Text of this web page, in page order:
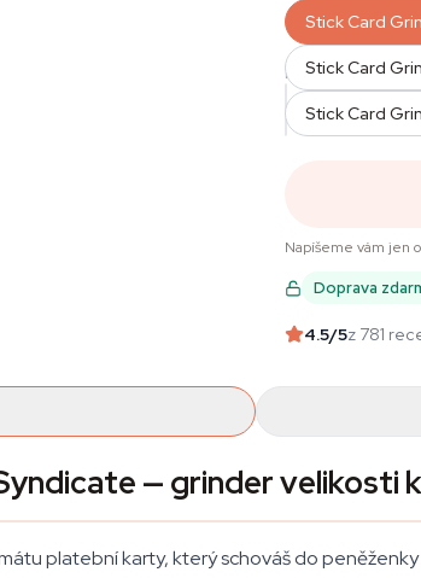
MNOŽSTVÍ
Stick Card
Stick Card
Stick Card
Napíšeme vám jen
Doprava
4.5/5z 781
— grinder velikosti
platební karty, který schováš do